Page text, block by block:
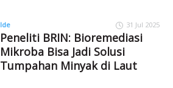
Ide 31 Jul 2025
Peneliti BRIN: Bioremediasi
Mikroba Bisa Jadi Solusi
Tumpahan Minyak di Laut